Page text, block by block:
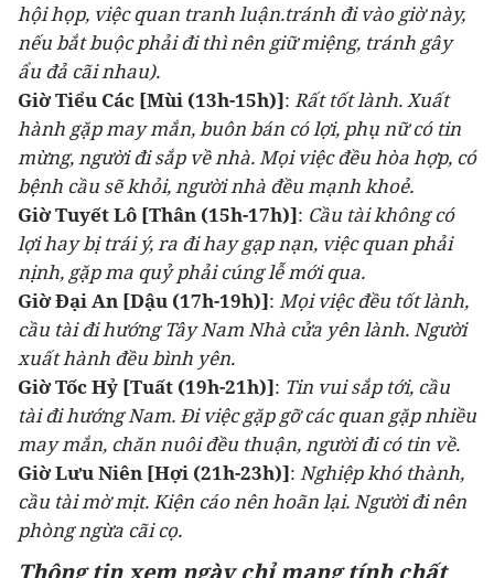
hội họp, việc quan tranh luận.tránh đi vào giờ này,
nếu bắt buộc phải đi thì nên giữ miệng, tránh gây
ẩu đả cãi nhau).
Giờ Tiểu Các [Mùi (13h-15h)]: Rất tốt lành. Xuất
hành gặp may mắn, buôn bán có lợi, phụ nữ có tin
mừng, người đi sắp về nhà. Mọi việc đều hòa hợp, có
bệnh cầu sẽ khỏi, người nhà đều mạnh khoẻ.
Giờ Tuyết Lô [Thân (15h-17h)]: Cầu tài không có
lợi hay bị trái ý, ra đi hay gạp nạn, việc quan phải
nịnh, gặp ma quỷ phải cúng lễ mới qua.
Giờ Đại An [Dậu (17h-19h)]: Mọi việc đều tốt lành,
cầu tài đi hướng Tây Nam Nhà cửa yên lành. Người
xuất hành đều bình yên.
Giờ Tốc Hỷ [Tuất (19h-21h)]: Tin vui sắp tới, cầu
tài đi hướng Nam. Đi việc gặp gỡ các quan gặp nhiều
may mắn, chăn nuôi đều thuận, người đi có tin về.
Giờ Lưu Niên [Hợi (21h-23h)]: Nghiệp khó thành,
cầu tài mờ mịt. Kiện cáo nên hoãn lại. Người đi nên
phòng ngừa cãi cọ.
Thông tin xem ngày chỉ mang tính chất